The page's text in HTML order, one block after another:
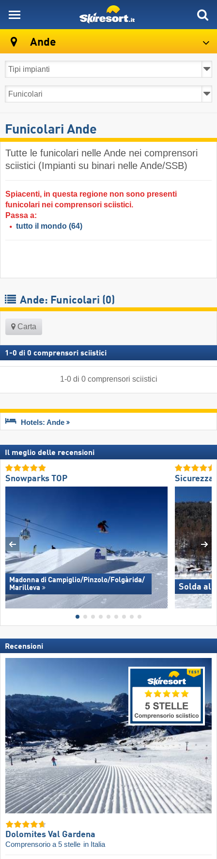
Ande
Funicolari Ande
Tutte le funicolari nelle Ande nei comprensori
sciistici (Impianti su binari nelle Ande/SSB)
Spiacenti, in questa regione non sono presenti
funicolari nei comprensori sciistici.
Passa a:
tutto il mondo (64)
Ande: Funicolari (0)
Carta
1 -0 di 0 comprensori sciistici
1-0di 0 comprensori sciistici
Hotels: Ande
Il meglio delle recensioni
Snowparks TOP
Madonna di Campiglio/​Pinzolo/​Folgàrida/​
Marilleva
Sicurezza
Solda
Recensioni
Dolomites Val Gardena
Comprensorio a 5 stelle in Italia